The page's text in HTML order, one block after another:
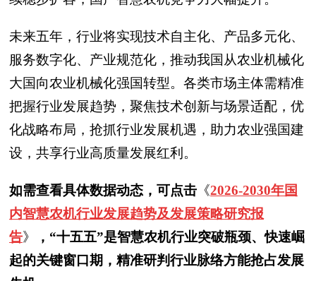
未来五年，行业将实现技术自主化、产品多元化、
服务数字化、产业规范化，推动我国从农业机械化
大国向农业机械化强国转型。各类市场主体需精准
把握行业发展趋势，聚焦技术创新与场景适配，优
化战略布局，抢抓行业发展机遇，助力农业强国建
设，共享行业高质量发展红利。
如需查看具体数据动态，可点击 《2026-2030年国
内智慧农机行业发展趋势及发展策略研究报
告》
，“十五五”是智慧农机行业突破瓶颈、快速崛
起的关键窗口期，精准研判行业脉络方能抢占发展